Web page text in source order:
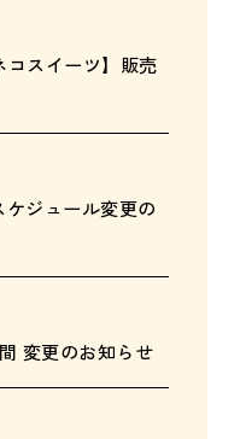
スイーツ】販売
ケジュール変更の
変更のお知らせ